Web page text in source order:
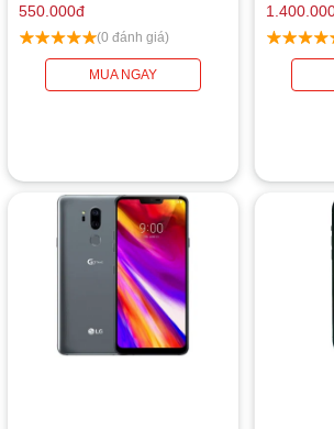
550.000đ
(0 đánh giá)
MUA NGAY